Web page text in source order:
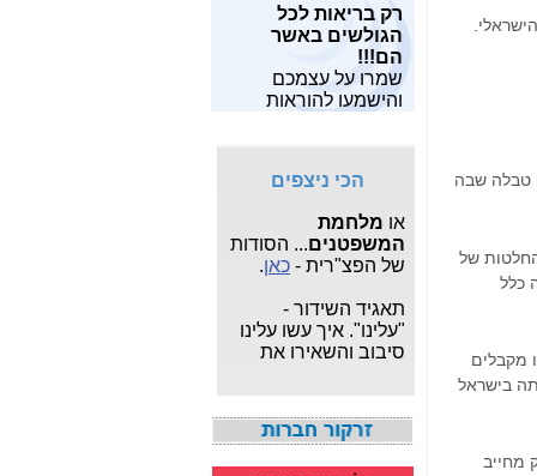
טבלה שבה
של
כלל
מקבלים
בישראל
מחייב
מאות מחקרים
מצוייםכאן.
מחפש תוכנות
חופשיות? תוכל
למצואמשחקים
לצילום ותמונות, הכל
מעוניין לבנות ולתפעל
אתר אישי או עסקי
הגולשים באשר
הם!!!
שמרו על עצמכם
והישמעו להוראות
פיקוד העורף!!
הכי ניצפים
שלו?-כאן
פרשת "
הסודי ": עדכונים
שוטפים על פרשת
צא"פ -כאן.
מלחמת חרבות ברזל
מלחמת
המשפטנים
של הפצ"רית - כאן.
"עלינו". איך עשו עלינו
סיבוב והשאירו את
אגרת הטלוויזיה - כאן
מגהרץ יש בחיבור
LTE? מי ספק הסלולר
המהיר בישראל? -כאן